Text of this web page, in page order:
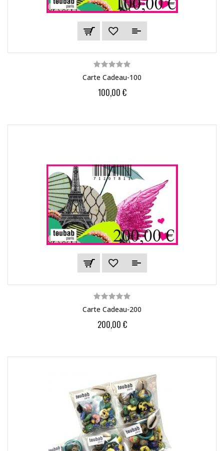
Carte Cadeau-100
100,00 €
Carte Cadeau-200
200,00 €